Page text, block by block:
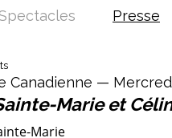
Canadienne —
Marie et
Presse